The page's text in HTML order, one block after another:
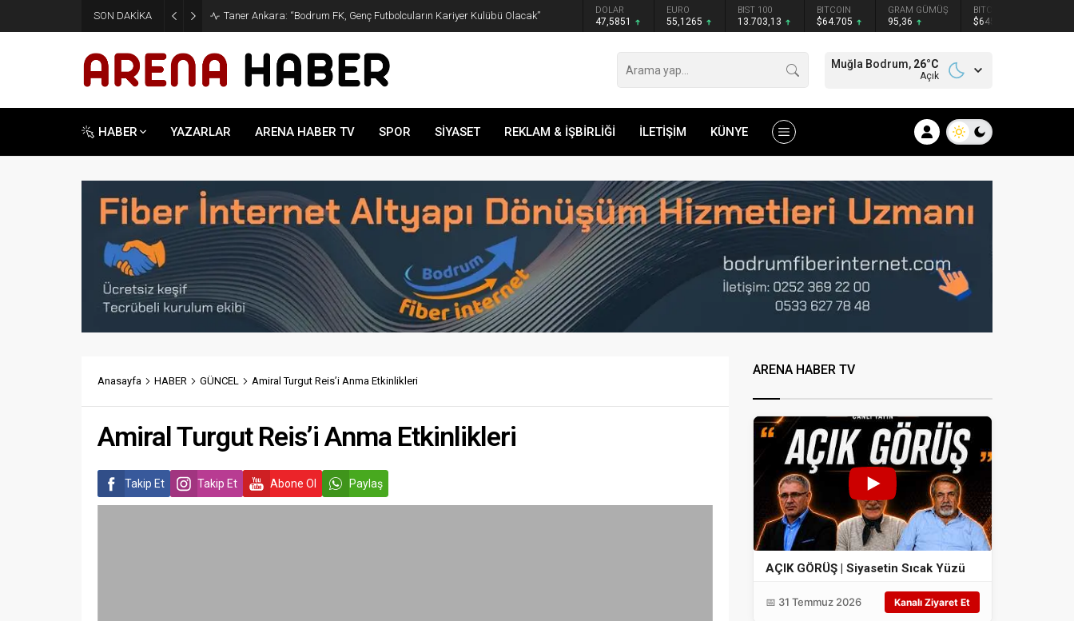
SON DAKİKA Taner Ankara: “Bodrum FK, Genç Futbolcuların Kariyer Kulübü Olacak”GRAM ALTIN
6.552,32
DOLAR
47,5851
EURO
55,1265
BIST 100
13.703,13
BITCOIN
$64.705
GRAM GÜMÜŞ
95,36
BITCOIN
$64594
Muğla Bodrum, 26°C
Açık
HABER YAZARLAR ARENA HABER TV SPOR SİYASET REKLAM & İŞBİRLİĞİ İLETİŞİM KÜNYE
Anasayfa HABER GÜNCEL Amiral Turgut Reis’i Anma Etkinlikleri
Amiral Turgut Reis’i Anma Etkinlikleri
Takip Et Takip Et Abone Ol Paylaş
ARENA HABER TV
AÇIK GÖRÜŞ | Siyasetin Sıcak Yüzü
📅 31 Temmuz 2026 Kanalı Ziyaret Et